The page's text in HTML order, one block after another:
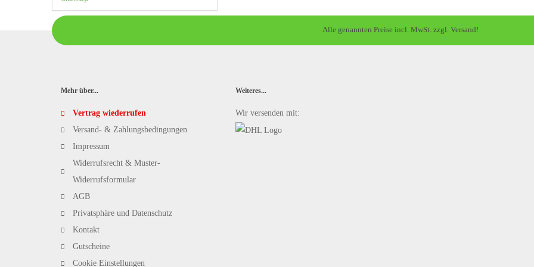
Alle genannten Preise incl. MwSt. zzgl. Versand!
Mehr über...
Vertrag wiederrufen
Versand- & Zahlungsbedingungen
Impressum
Widerrufsrecht & Muster-
Widerrufsformular
AGB
Privatsphäre und Datenschutz
Kontakt
Gutscheine
Cookie Einstellungen
Weiteres...
Wir versenden mit: